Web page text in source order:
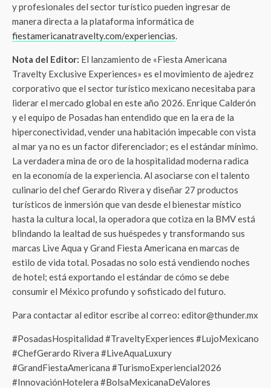
y profesionales del sector turístico pueden ingresar de
manera directa a la plataforma informática de
fiestamericanatravelty.com/experiencias.
Nota del Editor: El lanzamiento de «Fiesta Americana
Travelty Exclusive Experiences» es el movimiento de ajedrez
corporativo que el sector turístico mexicano necesitaba para
liderar el mercado global en este año 2026. Enrique Calderón
y el equipo de Posadas han entendido que en la era de la
hiperconectividad, vender una habitación impecable con vista
al mar ya no es un factor diferenciador; es el estándar mínimo.
La verdadera mina de oro de la hospitalidad moderna radica
en la economía de la experiencia. Al asociarse con el talento
culinario del chef Gerardo Rivera y diseñar 27 productos
turísticos de inmersión que van desde el bienestar místico
hasta la cultura local, la operadora que cotiza en la BMV está
blindando la lealtad de sus huéspedes y transformando sus
marcas Live Aqua y Grand Fiesta Americana en marcas de
estilo de vida total. Posadas no solo está vendiendo noches
de hotel; está exportando el estándar de cómo se debe
consumir el México profundo y sofisticado del futuro.
Para contactar al editor escribe al correo: editor@thunder.mx
#PosadasHospitalidad #TraveltyExperiences #LujoMexicano
#ChefGerardo Rivera #LiveAquaLuxury
#GrandFiestaAmericana #TurismoExperiencial2026
#InnovaciónHotelera #BolsaMexicanaDeValores